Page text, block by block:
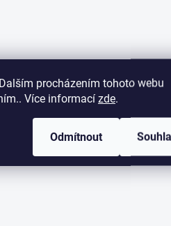
procházením tohoto webu
Více informací zde.
Odmítnout